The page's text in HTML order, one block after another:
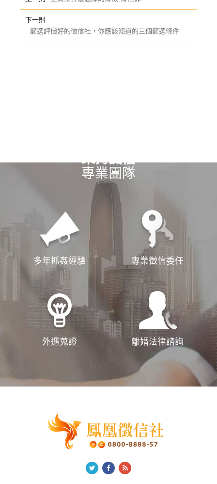
下一則
篩選評價好的徵信社，你應該知道的三個篩選條件
秉持誠信
專業團隊
多年抓姦經驗 專業徵信委任
外遇蒐證 離婚法律諮詢